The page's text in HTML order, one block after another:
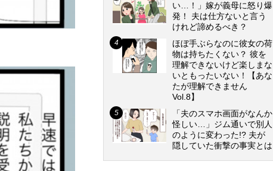
い…！」嫁が義母に怒り爆
発！ 夫は仕方ないと言う
けれど諦めるべき？
ほぼ手ぶらなのに彼女の荷
物は持ちたくない？ 彼を
理解できないけど楽しまな
いともったいない！【あな
たが理解できません
Vol.8】
「夫のスマホ画面がなんか
怪しい…」ジム通いで別人
のように変わった!? 夫が
隠していた衝撃の事実とは